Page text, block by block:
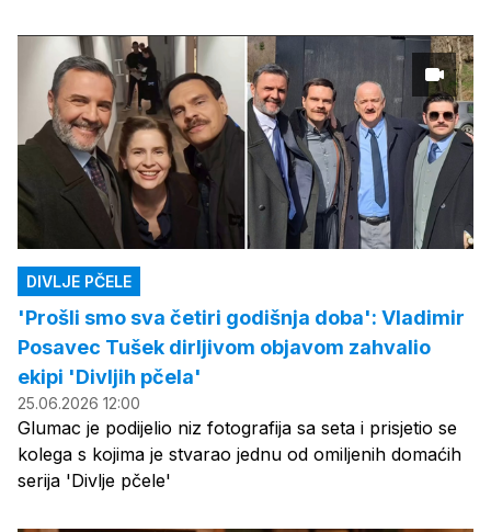
DIVLJE PČELE
'Prošli smo sva četiri godišnja doba': Vladimir
Posavec Tušek dirljivom objavom zahvalio
ekipi 'Divljih pčela'
25.06.2026 12:00
Glumac je podijelio niz fotografija sa seta i prisjetio se
kolega s kojima je stvarao jednu od omiljenih domaćih
serija 'Divlje pčele'